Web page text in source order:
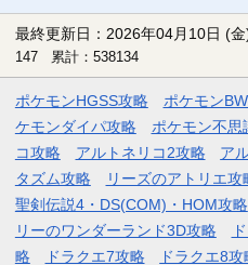
最終更新日：2026年04月10日 (
147 累計：538134
ポケモンHGSS攻略 ポケモン
ケモンダイパ攻略
ポケモン不思
コ攻略
アルトネリコ2攻略 ア
タズム攻略
リーズのアトリエ攻
聖剣伝説4・DS(COM)・HOM攻略
リーのワンダーランド3D攻略
略
ドラクエ7攻略 ドラクエ8攻